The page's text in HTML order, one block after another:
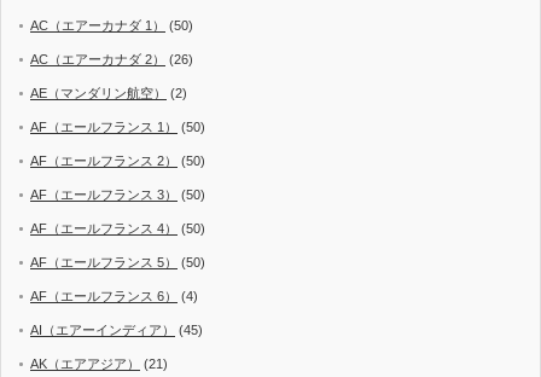
AC（エアーカナダ 1） (50)
AC（エアーカナダ 2） (26)
AE（マンダリン航空） (2)
AF（エールフランス 1） (50)
AF（エールフランス 2） (50)
AF（エールフランス 3） (50)
AF（エールフランス 4） (50)
AF（エールフランス 5） (50)
AF（エールフランス 6） (4)
AI（エアーインディア） (45)
AK（エアアジア） (21)